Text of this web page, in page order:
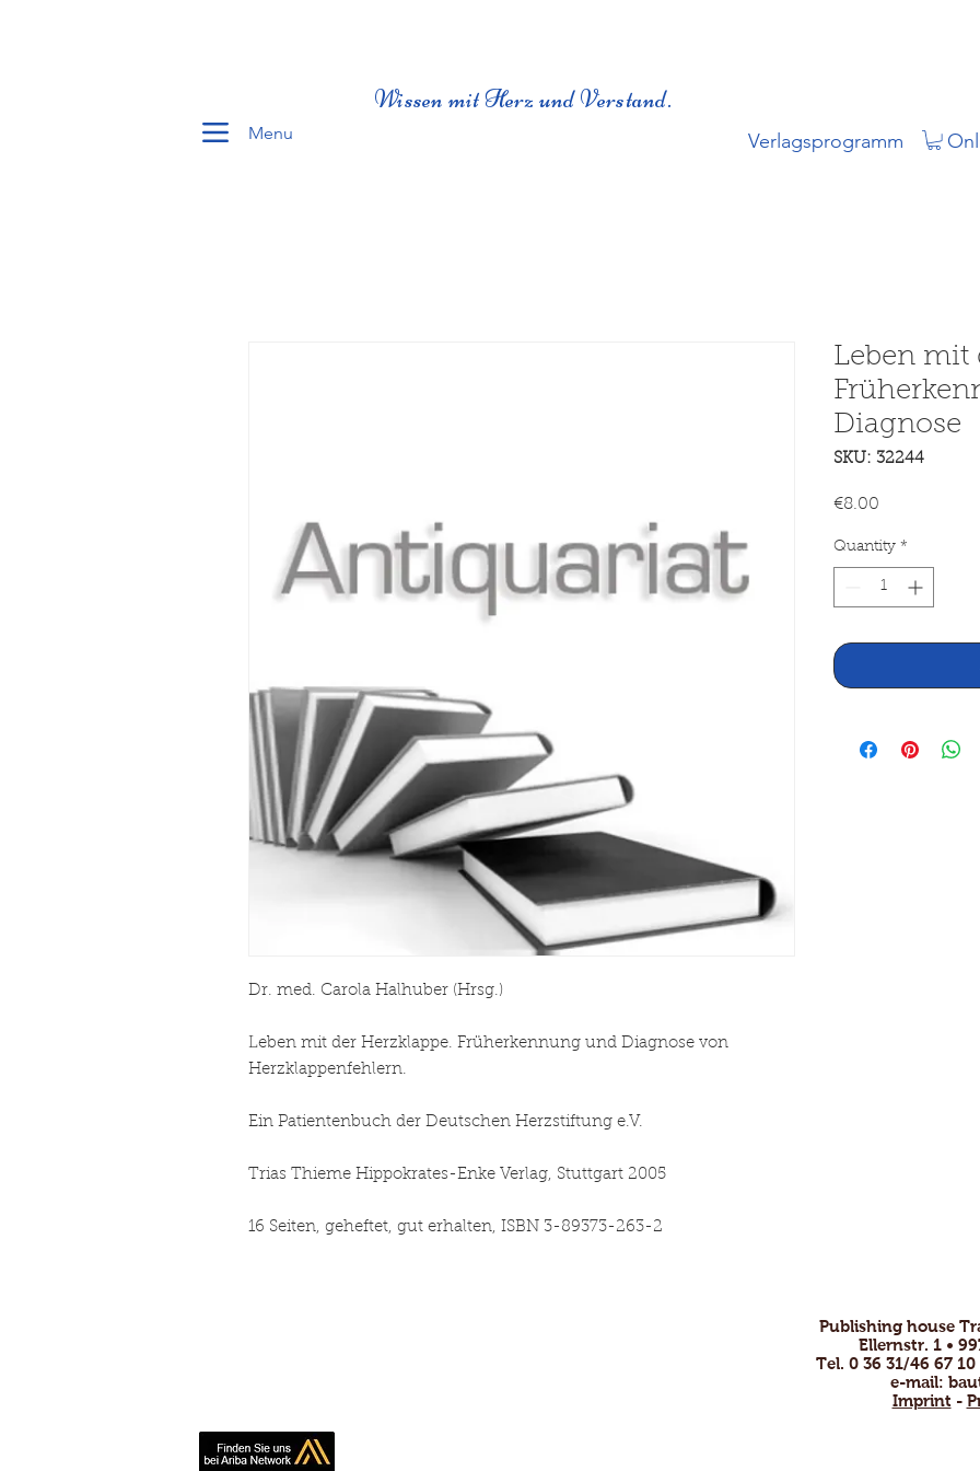
Menu
Wissen mit Herz und Verstand.
Verlagsprogramm
Dr. med. Carola Halhuber (Hrsg.)
Leben mit der Herzklappe. Früherkennung und Diagnose von
Herzklappenfehlern.
Ein Patientenbuch der Deutschen Herzstiftung e.V.
Trias Thieme Hippokrates-Enke Verlag, Stuttgart 2005
16 Seiten, geheftet, gut erhalten, ISBN 3-89373-263-2
Leben mit
Diagnose
SKU: 32244
€8.00Price
Quantity *
Publishing house
Ellernstr. 1 •
Tel. 0 36 31/46 67 10
e-mail:
Imprint -